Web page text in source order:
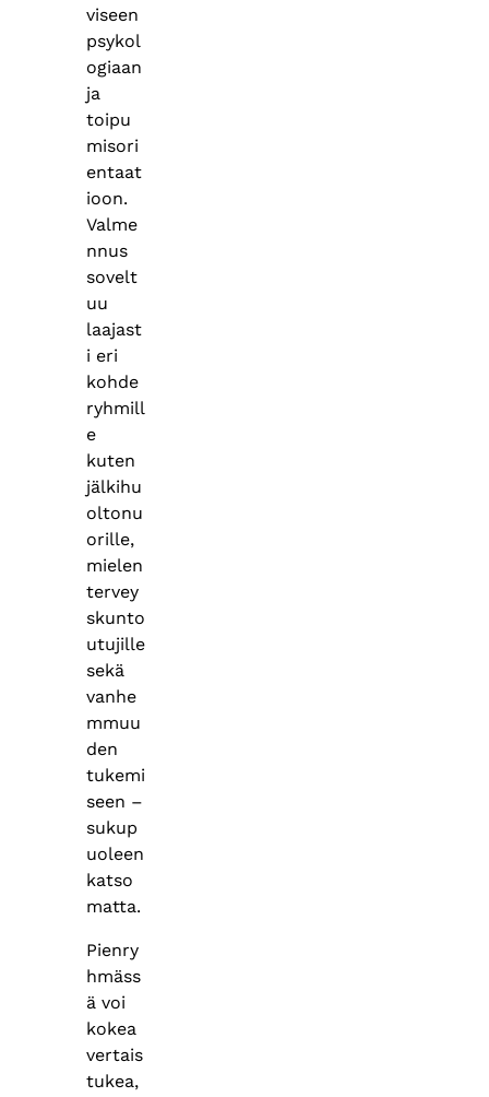
viseen
psykol
ogiaan
ja
toipu
misori
entaat
ioon.
Valme
nnus
sovelt
uu
laajast
i eri
kohde
ryhmill
e
kuten
jälkihu
oltonu
orille,
mielen
tervey
skunto
utujille
sekä
vanhe
mmuu
den
tukemi
seen –
sukup
uoleen
katso
matta.
Pienry
hmäss
ä voi
kokea
vertais
tukea,